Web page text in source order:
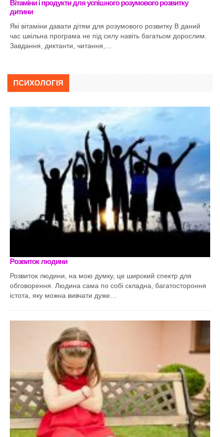
Вітаміни і продукти для успішного розумового розвитку
дитини
Які вітаміни давати дітям для розумового розвитку В даний
час шкільна програма не під силу навіть багатьом дорослим.
Завдання, диктанти, читання,…
ПСИХОЛОГІЯ
Розвиток людини
Розвиток людини, на мою думку, це широкий спектр для
обговорення. Людина сама по собі складна, багатостороння
істота, яку можна вивчати дуже…